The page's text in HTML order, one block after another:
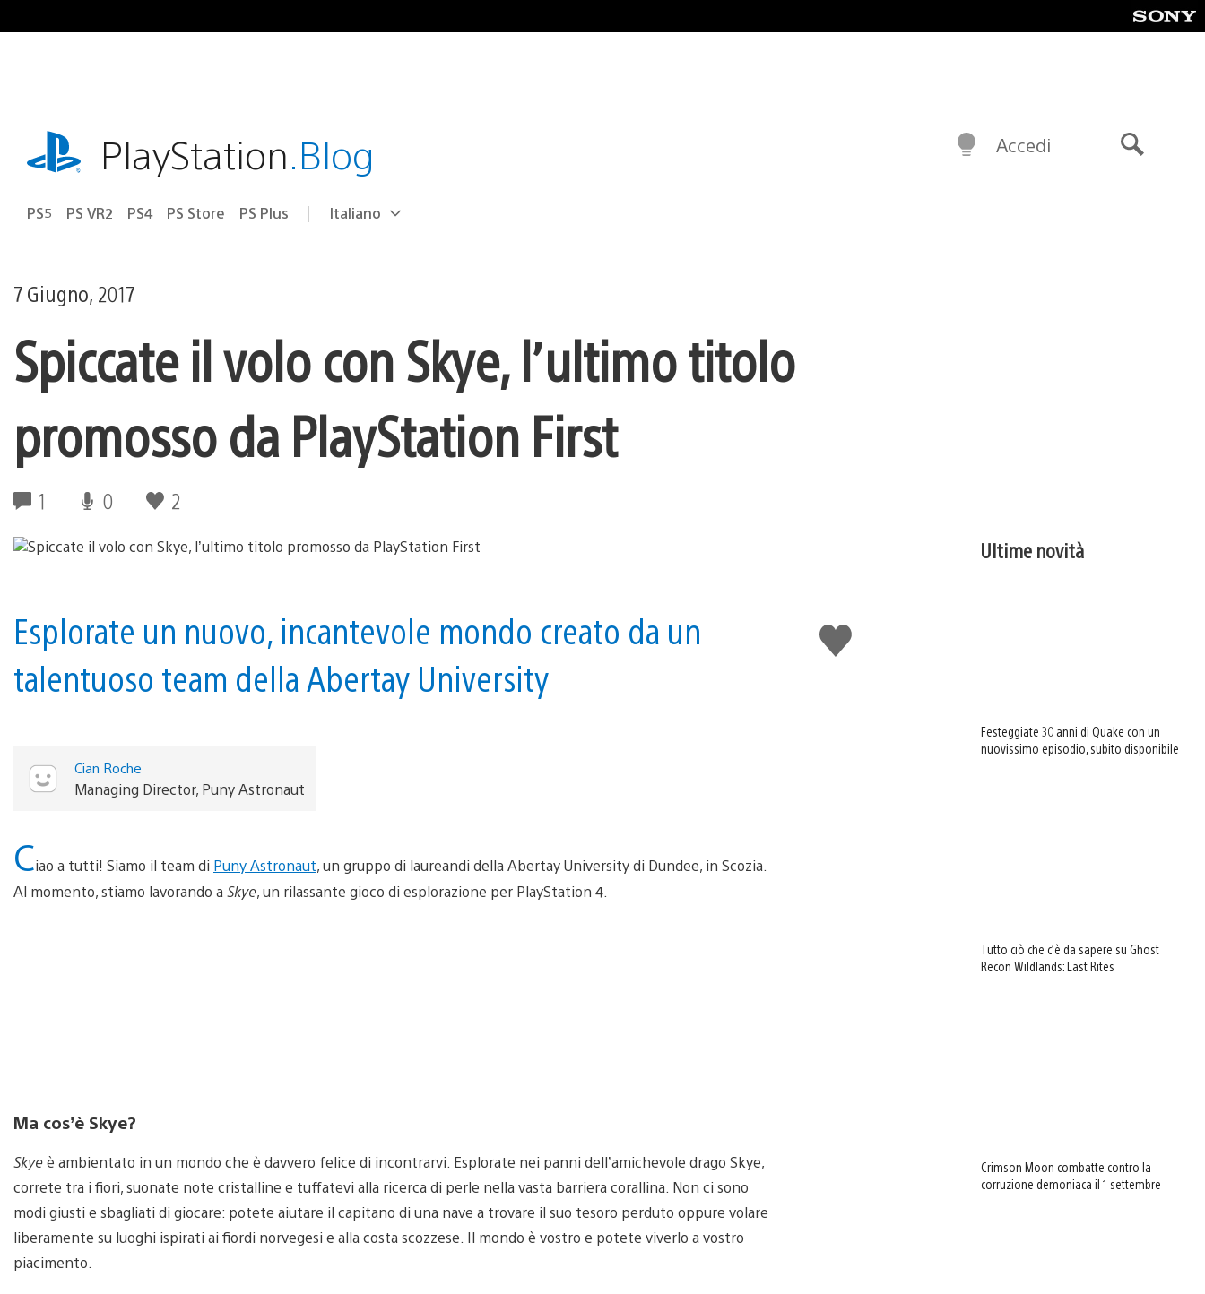
al
playstation.comPlayStation.Blog
PS5 PS VR2 PS4 PS Store PS Plus Seleziona
Regione
Italiano
Accedi
7 Giugno, 2017
Spiccate il volo con Skye, l’ultimo titolo
promosso da PlayStation First
1 0 2
Mi
piace
Esplorate un nuovo, incantevole mondo creato da un
talentuoso team della Abertay University
Cian Roche
Managing Director, Puny Astronaut
Ciao a tutti! Siamo il team di Puny Astronaut, un gruppo di laureandi della Abertay University di Dundee, in Scozia.
Al momento, stiamo lavorando a Skye, un rilassante gioco di esplorazione per PlayStation 4.
Ma cos’è Skye?
Skyeè ambientato in un mondo che è davvero felice di incontrarvi. Esplorate nei panni dell’amichevole drago Skye,
correte tra i fiori, suonate note cristalline e tuffatevi alla ricerca di perle nella vasta barriera corallina. Non ci sono
modi giusti e sbagliati di giocare: potete aiutare il capitano di una nave a trovare il suo tesoro perduto oppure volare
liberamente su luoghi ispirati ai fiordi norvegesi e alla costa scozzese. Il mondo è vostro e potete viverlo a vostro
piacimento.
Ultime novità
Festeggiate 30 anni di Quake con un
nuovissimo episodio, subito disponibile
Tutto ciò che c’è da sapere su Ghost
Recon Wildlands: Last Rites
Crimson Moon combatte contro la
corruzione demoniaca il 1 settembre